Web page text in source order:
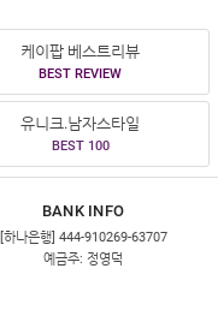
케이팝 베스트리뷰
BEST REVIEW
유니크.남자스타일
BEST 100
BANK INFO
[하나은행] 444-910269-63707
예금주: 정영덕